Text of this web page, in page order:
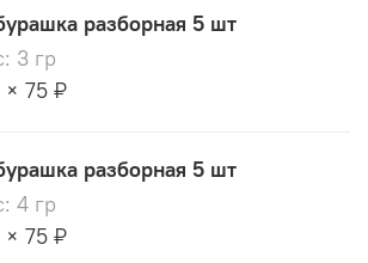
разборная 5 шт
3 гр
× 75 ₽
разборная 5 шт
4 гр
× 75 ₽